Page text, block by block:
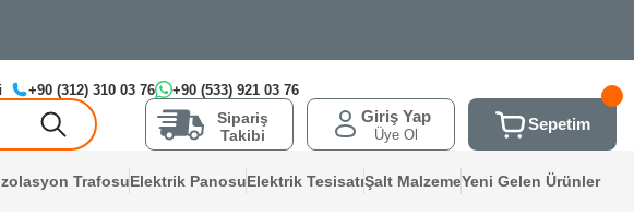
+90 (312) 310 03 76 +90 (533) 921 03 76
Sipariş
Takibi
Giriş Yap
Üye Ol
Sepetim
TrafosuElektrik PanosuElektrik TesisatıŞalt MalzemeYeni Gelen Ürünler